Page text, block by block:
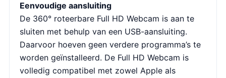
Eenvoudige aansluiting
De 360° roteerbare Full HD Webcam is aan te
sluiten met behulp van een USB-aansluiting.
Daarvoor hoeven geen verdere programma’s te
worden geïnstalleerd. De Full HD Webcam is
volledig compatibel met zowel Apple als